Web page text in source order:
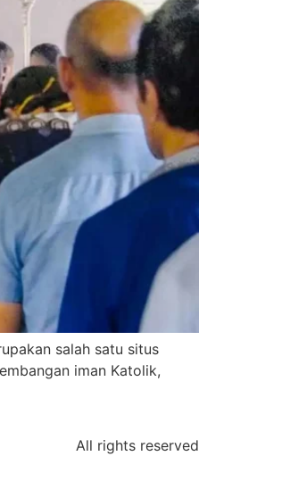
salah satu situs
iman Katolik,
All rights reserved